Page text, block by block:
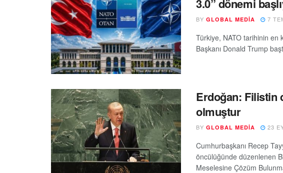
3.0” dönemi
BY GLOBAL MEDIA 7
Türkiye, NATO tarihinin en
Başkanı Donald Trump
Erdoğan: Filistin
olmuştur
BY GLOBAL MEDIA 23
Cumhurbaşkanı Recep
öncülüğünde düzenlenen
Meselesine Çözüm